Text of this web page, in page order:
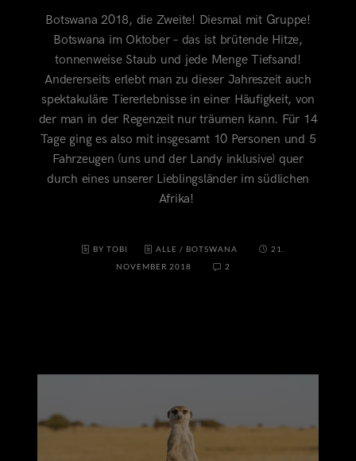
Botswana 2018, die Zweite! Diesmal mit Gruppe!
Botswana im Oktober – das ist brütende Hitze,
tonnenweise Staub und jede Menge Tiefsand!
Andererseits erlebt man zu dieser Jahreszeit auch
spektakuläre Tiererlebnisse in einer Häufigkeit, von
der man in der Regenzeit nur träumen kann. Für 14
Tage ging es also mit insgesamt 10 Personen und 5
Fahrzeugen (uns und der Landy inklusive) quer
durch eines unserer Lieblingsländer im südlichen
Afrika!
BY TOBI ALLE / BOTSWANA
21.
NOVEMBER 2018
2